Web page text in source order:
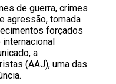
de guerra, crimes
agressão, tomada
forçados
a
(AAJ), uma das